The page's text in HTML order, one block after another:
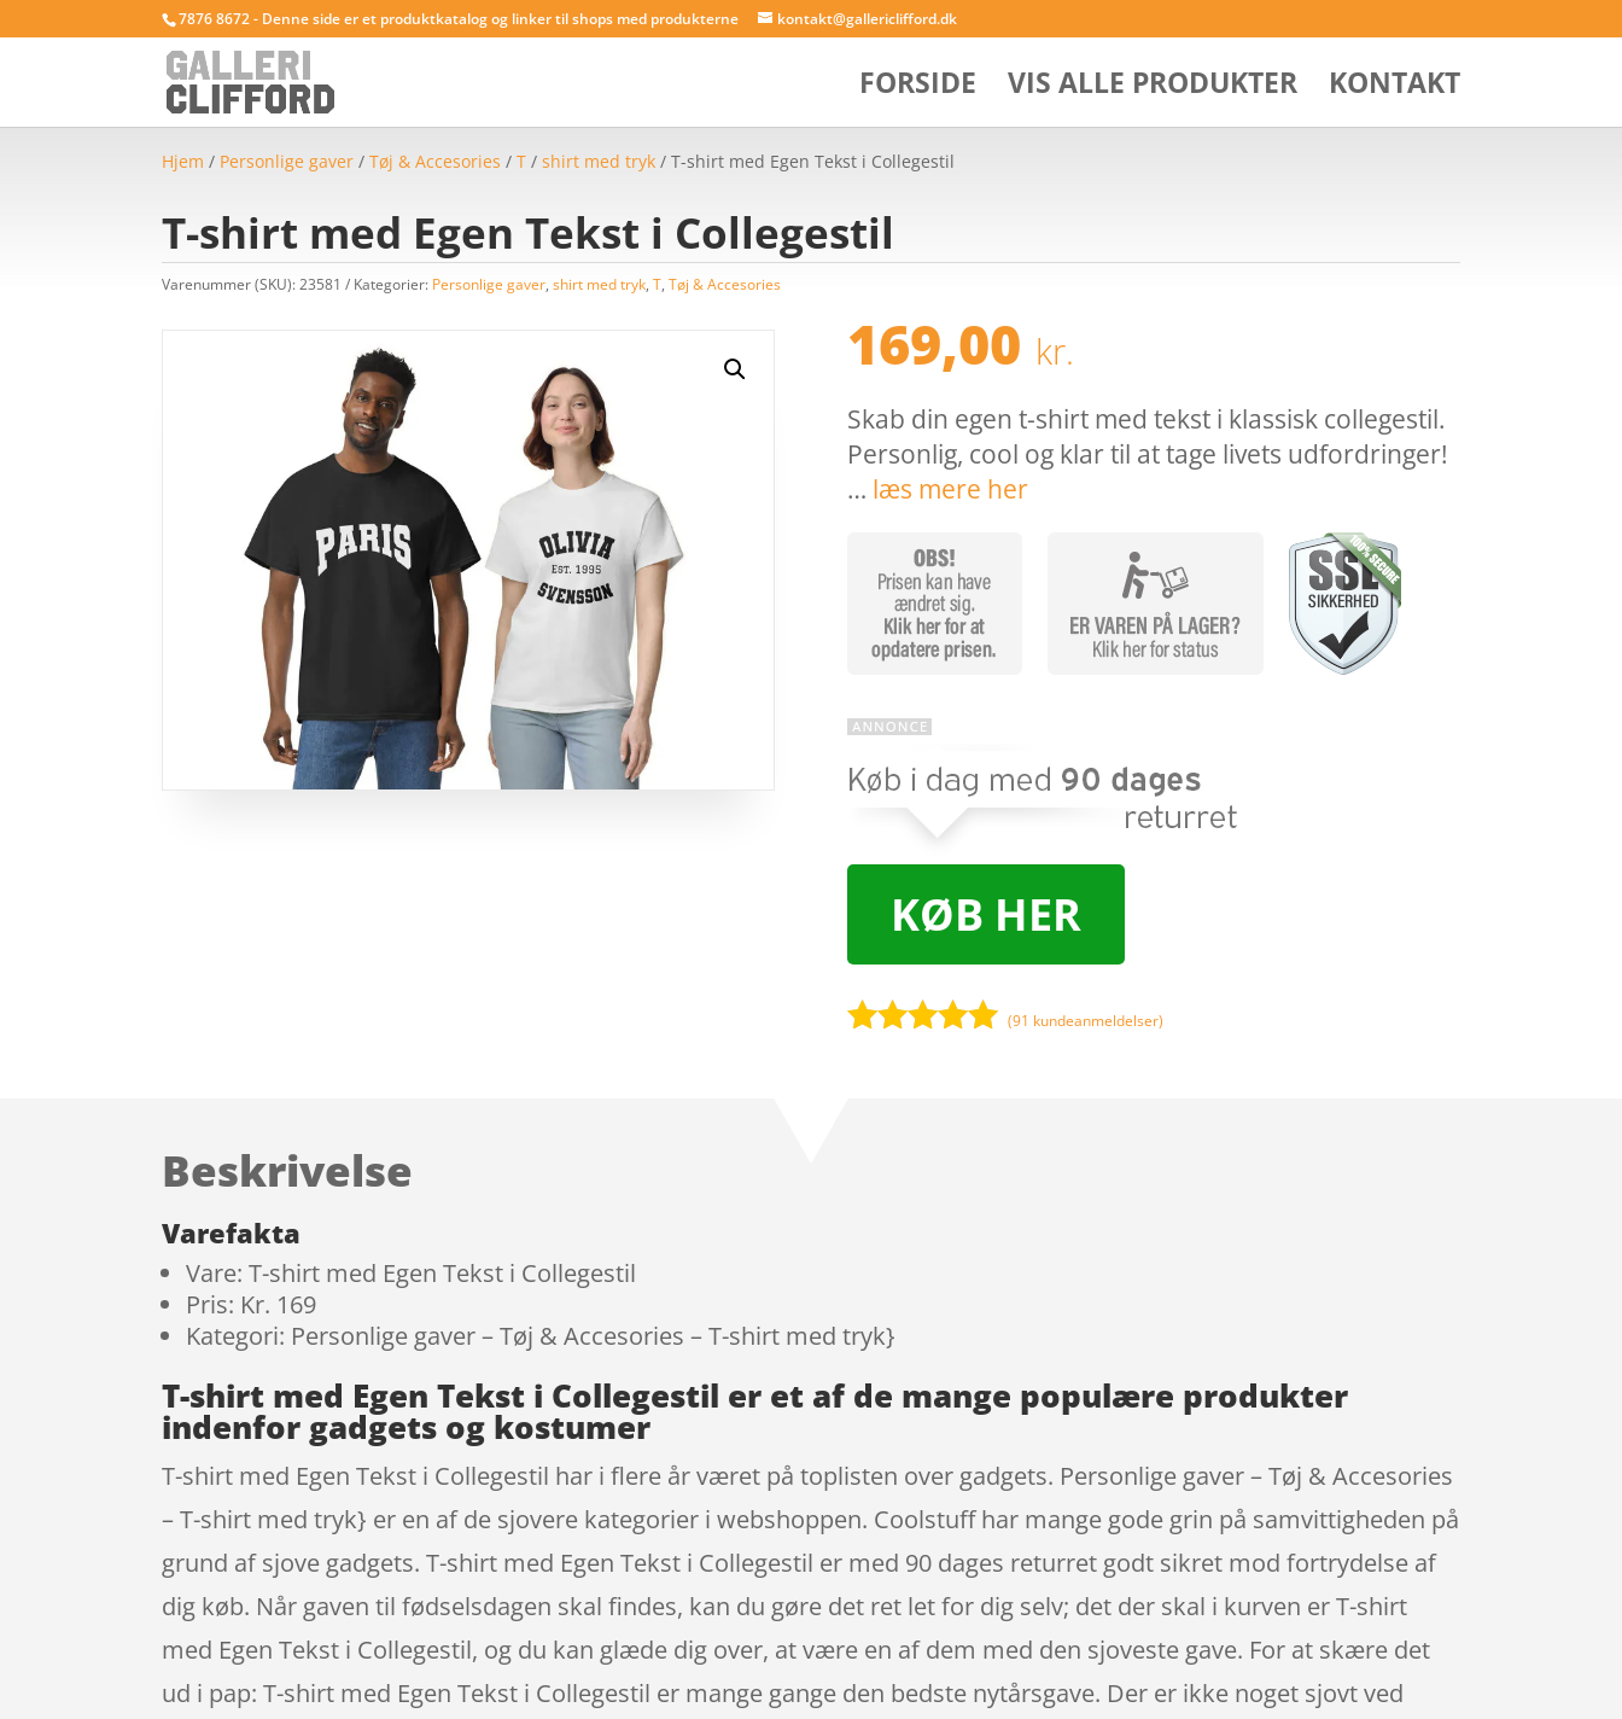
7876 8672 - Denne side er et produktkatalog og linker til shops med produkterne kontakt@gallericlifford.dk
FORSIDE VIS ALLE PRODUKTER KONTAKT
Hjem / Personlige gaver /Tøj & Accesories /T /shirt med tryk / T-shirt med Egen Tekst i Collegestil
T-shirt med Egen Tekst i Collegestil
Varenummer (SKU):23581 Kategorier: Personlige gaver,shirt med tryk,T,Tøj & Accesories
169,00 kr.
Skab din egen t-shirt med tekst i klassisk collegestil.
Personlig, cool og klar til at tage livets udfordringer!
… læs mere her
KØB HER
(91 kundeanmeldelser)
Beskrivelse
Varefakta
Vare: T-shirt med Egen Tekst i Collegestil
Pris: Kr. 169
Kategori: Personlige gaver – Tøj & Accesories – T-shirt med tryk}
T-shirt med Egen Tekst i Collegestil er et af de mange populære produkter
indenfor gadgets og kostumer
T-shirt med Egen Tekst i Collegestil har i flere år været på toplisten over gadgets. Personlige gaver – Tøj & Accesories
– T-shirt med tryk} er en af de sjovere kategorier i webshoppen. Coolstuff har mange gode grin på samvittigheden på
grund af sjove gadgets. T-shirt med Egen Tekst i Collegestil er med 90 dages returret godt sikret mod fortrydelse af
dig køb. Når gaven til fødselsdagen skal findes, kan du gøre det ret let for dig selv; det der skal i kurven er T-shirt
med Egen Tekst i Collegestil, og du kan glæde dig over, at være en af dem med den sjoveste gave. For at skære det
ud i pap: T-shirt med Egen Tekst i Collegestil er mange gange den bedste nytårsgave. Der er ikke noget sjovt ved